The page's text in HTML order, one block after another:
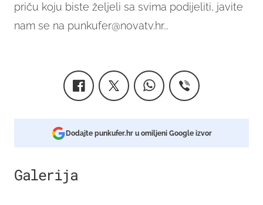
priču koju biste željeli sa svima podijeliti, javite
nam se na punkufer@novatv.hr...
Dodajte punkufer.hr u omiljeni Google izvor
Galerija